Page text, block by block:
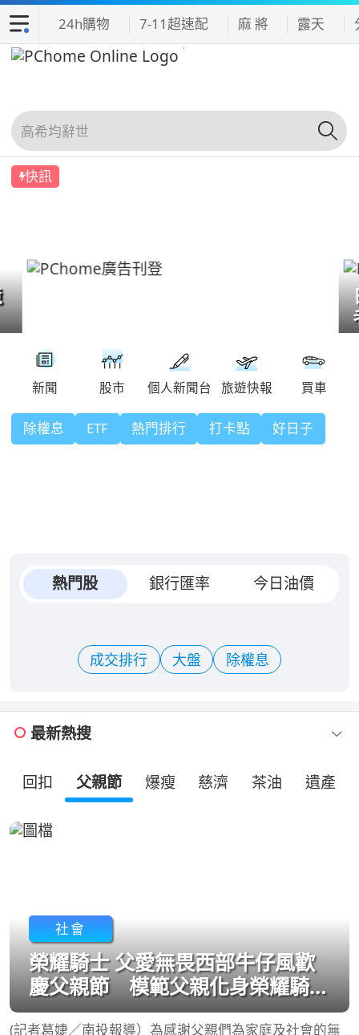
24h購物 7-11超速配 麻 將 露天
快訊
除權息 ETF 熱門排行 打卡點 好日子
熱門股 銀行匯率 今日油價
成交排行 大盤 除權息
最新熱搜
回扣 父親節 爆瘦 慈濟 茶油 遺產
社會
榮耀騎士 父愛無畏西部牛仔風歡
慶父親節 模範父親化身榮耀騎
士
(記者葛婕／南投報導）為感謝父親們為家庭及社會的無